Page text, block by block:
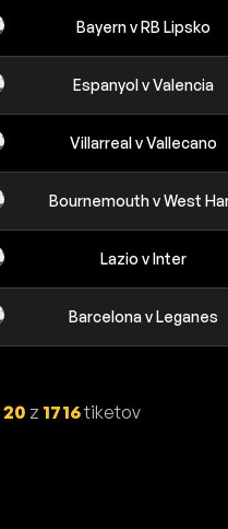
Bayern v RB Lipsko
Espanyol v Valencia
Villarreal v Vallecano
Bournemouth v West
Lazio v Inter
Barcelona v Leganes
20 z 1716tiketov